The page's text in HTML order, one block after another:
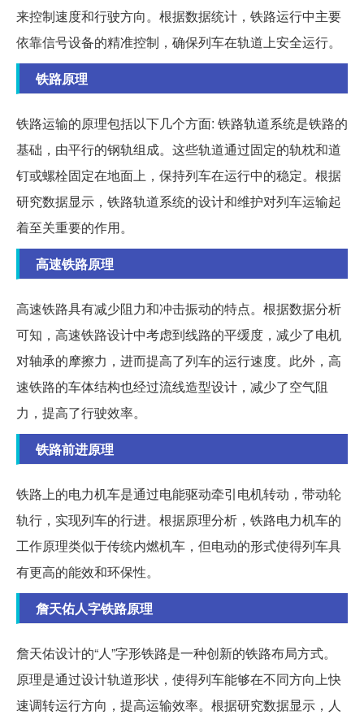
来控制速度和行驶方向。根据数据统计，铁路运行中主要
依靠信号设备的精准控制，确保列车在轨道上安全运行。
铁路原理
铁路运输的原理包括以下几个方面: 铁路轨道系统是铁路的
基础，由平行的钢轨组成。这些轨道通过固定的轨枕和道
钉或螺栓固定在地面上，保持列车在运行中的稳定。根据
研究数据显示，铁路轨道系统的设计和维护对列车运输起
着至关重要的作用。
高速铁路原理
高速铁路具有减少阻力和冲击振动的特点。根据数据分析
可知，高速铁路设计中考虑到线路的平缓度，减少了电机
对轴承的摩擦力，进而提高了列车的运行速度。此外，高
速铁路的车体结构也经过流线造型设计，减少了空气阻
力，提高了行驶效率。
铁路前进原理
铁路上的电力机车是通过电能驱动牵引电机转动，带动轮
轨行，实现列车的行进。根据原理分析，铁路电力机车的
工作原理类似于传统内燃机车，但电动的形式使得列车具
有更高的能效和环保性。
詹天佑人字铁路原理
詹天佑设计的“人”字形铁路是一种创新的铁路布局方式。
原理是通过设计轨道形状，使得列车能够在不同方向上快
速调转运行方向，提高运输效率。根据研究数据显示，人